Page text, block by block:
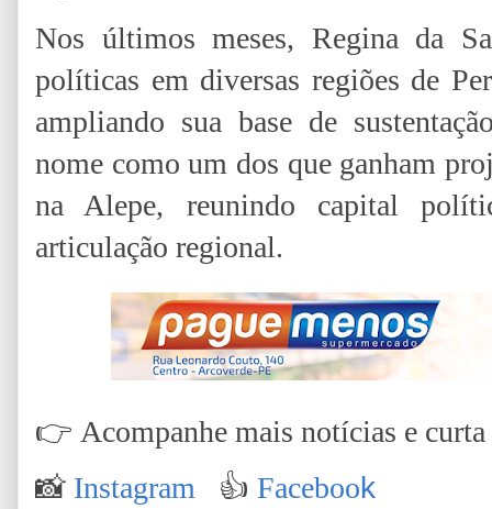
Nos últimos meses, Regina da
políticas em diversas regiões de
ampliando sua base de
nome como um dos que ganham
na Alepe, reunindo capital
articulação regional.
👉 Acompanhe mais notícias e curta
📸 Instagram 👍 Facebook